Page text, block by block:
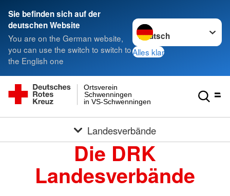
Sie befinden sich auf der
deutschen Website
You are on the German website,
you can use the switch to switch to
the English one
Sprache wechseln zu
Alles klar
in VS-Schwenningen
Schwenningen
Ortsverein
Landesverbände
Die DRK
Landesverbände